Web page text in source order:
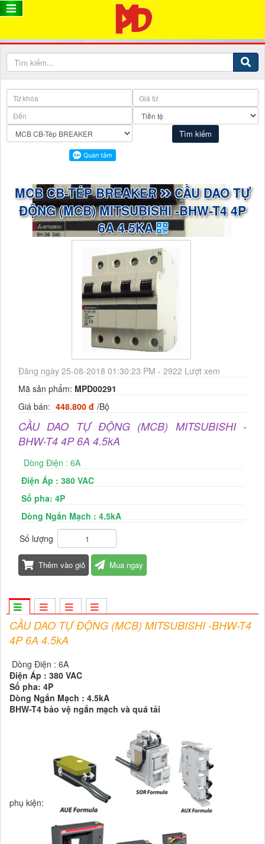
MCB CB-TÉP BREAKER CẦU DAO TỰ
ĐỘNG (MCB) MITSUBISHI -BHW-T4 4P
6A 4.5KA
Đăng ngày 25-08-2018 01:30:23 PM - 2922 Lượt xem
Mã sản phẩm: MPD00291
Giá bán: 448.800 đ /Bộ
CẦU DAO TỰ ĐỘNG (MCB) MITSUBISHI -
BHW-T4 4P 6A 4.5kA
Dòng Điện : 6A
Điện Áp : 380 VAC
Số pha: 4P
Dòng Ngắn Mạch : 4.5kA
Số lượng
Thêm vào giỏ Mua ngay
CẦU DAO TỰ ĐỘNG (MCB) MITSUBISHI -BHW-T4
4P 6A 4.5kA
Dòng Điện : 6A
Điện Áp : 380 VAC
Số pha: 4P
Dòng Ngắn Mạch : 4.5kA
BHW-T4 bảo vệ ngắn mạch và quá tải
phụ kiện: